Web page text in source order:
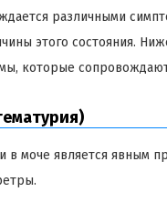
различными
этого состояния.
которые
в моче является явным